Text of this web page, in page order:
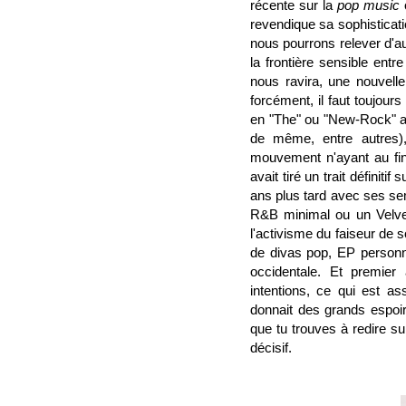
récente sur lapop music
revendique sa
nous pourrons relever
la frontière sensible
nous ravira, une
forcément, il faut
en "The" ou "New-Rock"
de même, entre
mouvement n'ayant au
avait tiré un trait définitif
ans plus tard avec ses
R&B minimal ou un
l'activisme du faiseur de
de divas pop, EP
occidentale. Et
intentions, ce qui est
donnait des grands
que tu trouves à redire
décisif.